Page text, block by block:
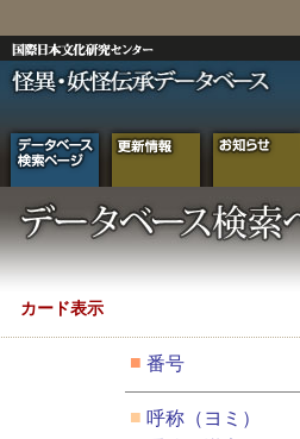
カード表示
■ 番号
■ 呼称（ヨミ）